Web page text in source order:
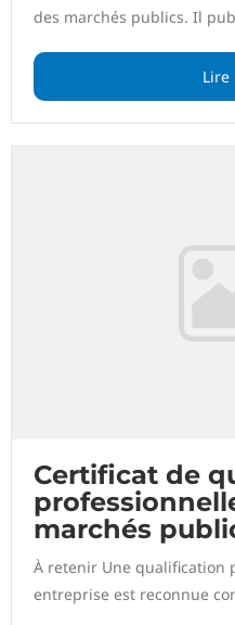
des marchés publics. Il
Lire
Certificat de
marchés
À retenir Une qualification
entreprise est reconnue